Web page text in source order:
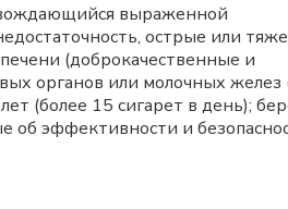
выраженной
острые или
(доброкачественные и
органов или молочных желез
(более 15 сигарет в день);
об эффективности и